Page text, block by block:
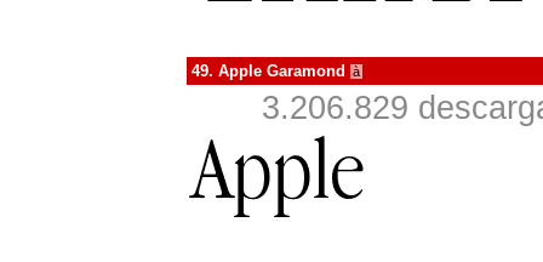
49. Apple Garamond à
3.206.829